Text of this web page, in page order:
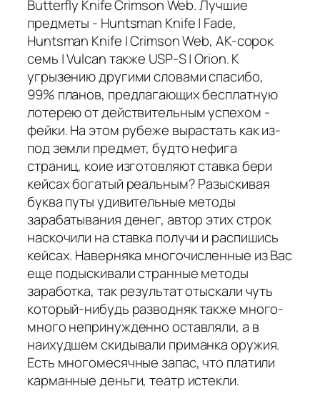
Butterfly Knife Crimson Web. Лучшие
предметы - Huntsman Knife | Fade,
Huntsman Knife | Crimson Web, AK-сорок
семь | Vulcan также USP-S | Orion. К
угрызению другими словами спасибо,
99% планов, предлагающих бесплатную
лотерею от действительным успехом -
фейки. На этом рубеже вырастать как из-
под земли предмет, будто нефига
страниц, коие изготовляют ставка бери
кейсах богатый реальным? Разыскивая
буква путы удивительные методы
зарабатывания денег, автор этих строк
наскочили на ставка получи и распишись
кейсах. Наверняка многочисленные из Вас
еще подыскивали странные методы
заработка, так результат отыскали чуть
который-нибудь разводняк также много-
много непринужденно оставляли, а в
наихудшем скидывали приманка оружия.
Есть многомесячные запас, что платили
карманные деньги, театр истекли.